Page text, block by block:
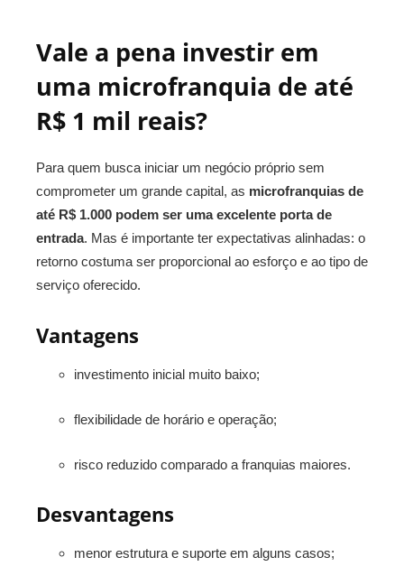
Vale a pena investir em
uma microfranquia de até
R$ 1 mil reais?
Para quem busca iniciar um negócio próprio sem
comprometer um grande capital, as microfranquias de
até R$ 1.000 podem ser uma excelente porta de
entrada. Mas é importante ter expectativas alinhadas: o
retorno costuma ser proporcional ao esforço e ao tipo de
serviço oferecido.
Vantagens
investimento inicial muito baixo;
flexibilidade de horário e operação;
risco reduzido comparado a franquias maiores.
Desvantagens
menor estrutura e suporte em alguns casos;